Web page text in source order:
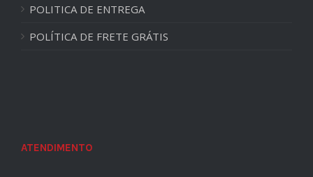
POLITICA DE ENTREGA
POLÍTICA DE FRETE GRÁTIS
ATENDIMENTO